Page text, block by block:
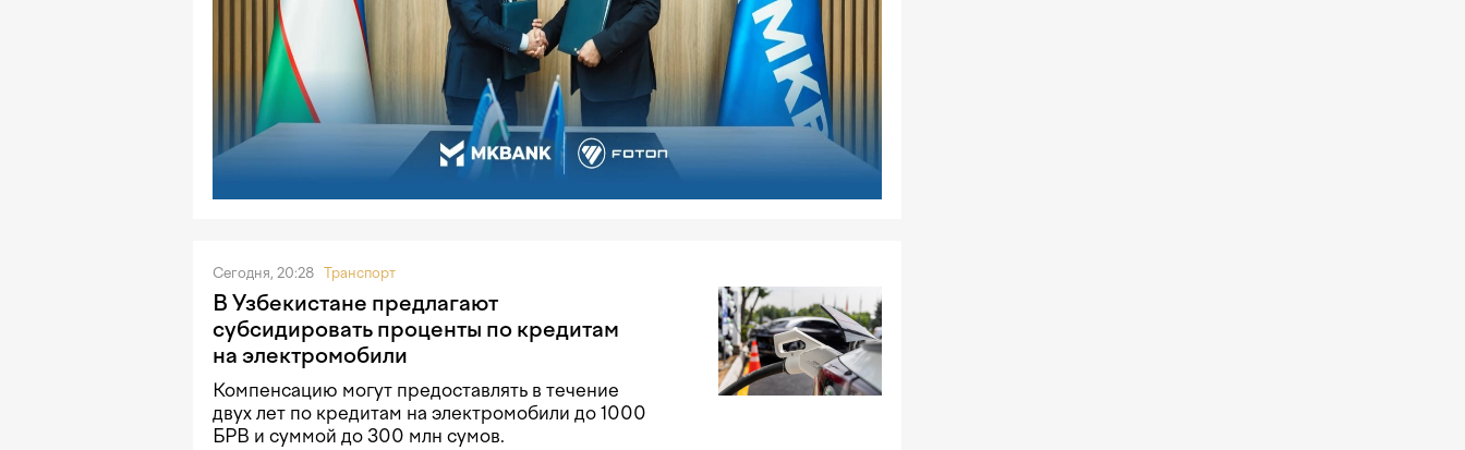
Сегодня, 20:28 Транспорт
В Узбекистане предлагают
субсидировать проценты по кредитам
на электромобили
Компенсацию могут предоставлять в течение
двух лет по кредитам на электромобили до 1000
БРВ и суммой до 300 млн сумов.